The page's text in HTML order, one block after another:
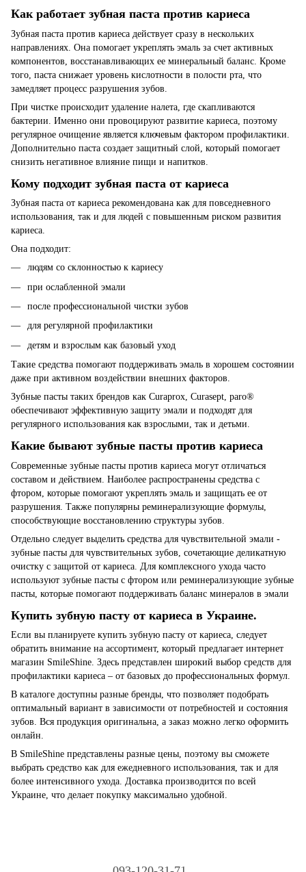
Как работает зубная паста против кариеса
Зубная паста против кариеса действует сразу в нескольких
направлениях. Она помогает укреплять эмаль за счет активных
компонентов, восстанавливающих ее минеральный баланс. Кроме
того, паста снижает уровень кислотности в полости рта, что
замедляет процесс разрушения зубов.
При чистке происходит удаление налета, где скапливаются
бактерии. Именно они провоцируют развитие кариеса, поэтому
регулярное очищение является ключевым фактором профилактики.
Дополнительно паста создает защитный слой, который помогает
снизить негативное влияние пищи и напитков.
Кому подходит зубная паста от кариеса
Зубная паста от кариеса рекомендована как для повседневного
использования, так и для людей с повышенным риском развития
кариеса.
Она подходит:
людям со склонностью к кариесу
при ослабленной эмали
после профессиональной чистки зубов
для регулярной профилактики
детям и взрослым как базовый уход
Такие средства помогают поддерживать эмаль в хорошем состоянии
даже при активном воздействии внешних факторов.
Зубные пасты таких брендов как Curaprox, Curasept, paro®
обеспечивают эффективную защиту эмали и подходят для
регулярного использования как взрослыми, так и детьми.
Какие бывают зубные пасты против кариеса
Современные зубные пасты против кариеса могут отличаться
составом и действием. Наиболее распространены средства с
фтором, которые помогают укреплять эмаль и защищать ее от
разрушения. Также популярны реминерализующие формулы,
способствующие восстановлению структуры зубов.
Отдельно следует выделить средства для чувствительной эмали -
зубные пасты для чувствительных зубов, сочетающие деликатную
очистку с защитой от кариеса. Для комплексного ухода часто
используют зубные пасты с фтором или реминерализующие зубные
пасты, которые помогают поддерживать баланс минералов в эмали
Купить зубную пасту от кариеса в Украине.
Если вы планируете купить зубную пасту от кариеса, следует
обратить внимание на ассортимент, который предлагает интернет
магазин SmileShine. Здесь представлен широкий выбор средств для
профилактики кариеса – от базовых до профессиональных формул.
В каталоге доступны разные бренды, что позволяет подобрать
оптимальный вариант в зависимости от потребностей и состояния
зубов. Вся продукция оригинальна, а заказ можно легко оформить
онлайн.
В SmileShine представлены разные цены, поэтому вы сможете
выбрать средство как для ежедневного использования, так и для
более интенсивного ухода. Доставка производится по всей
Украине, что делает покупку максимально удобной.